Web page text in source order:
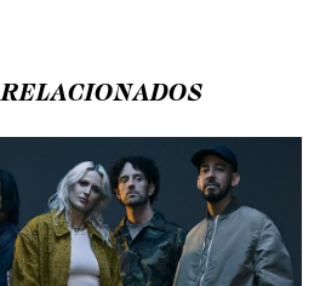
RELACIONADOS